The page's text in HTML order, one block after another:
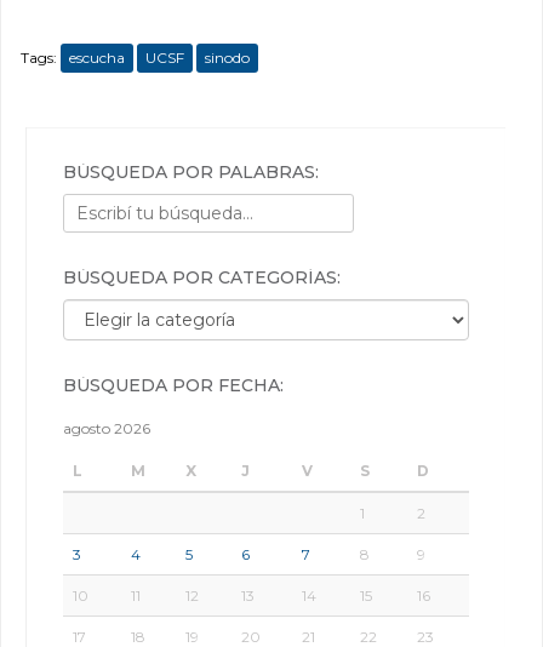
Tags: escucha UCSF sinodo
BÚSQUEDA POR PALABRAS:
BÚSQUEDA POR CATEGORÍAS:
Búsqueda por categorías:
BÚSQUEDA POR FECHA:
agosto 2026
L M X J V S D
1 2
3 4 5 6 7 8 9
10 11 12 13 14 15 16
17 18 19 20 21 22 23